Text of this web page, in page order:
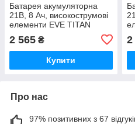
Батарея акумуляторна
21В, 8 Ач, високострумові
елементи EVE TITAN
2 565 ₴
Купити
2
Про нас
97% позитивних з 67